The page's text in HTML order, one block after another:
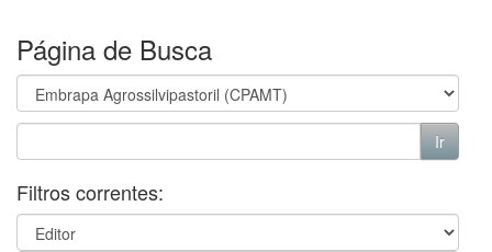
Página de Busca
Filtros correntes: